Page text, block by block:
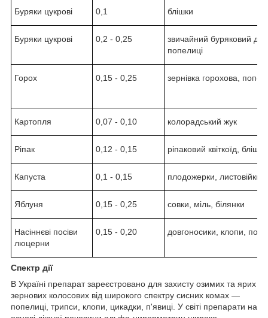
Буряки цукрові 0,1 блішки
Буряки цукрові 0,2 - 0,25
звичайний буряковий
попелиці
Горох 0,15 - 0,25 зернівка горохова,
Картопля 0,07 - 0,10 колорадський жук
Ріпак 0,12 - 0,15 ріпаковий квіткоїд,
Капуста 0,1 - 0,15 плодожерки, листовійки
Яблуня 0,15 - 0,25 совки, міль, білянки
Насіннєві посіви
люцерни
0,15 - 0,20 довгоносики, клопи,
Спектр дії
В Україні препарат зареєстровано для захисту озимих та ярих
зернових колосових від широ­кого спектру сисних комах —
попелиці, трипси, клопи, цикадки, п'явиці. У світі препарати на